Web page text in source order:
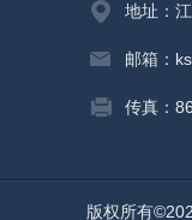
地址：
邮箱：
传真：
版权所有